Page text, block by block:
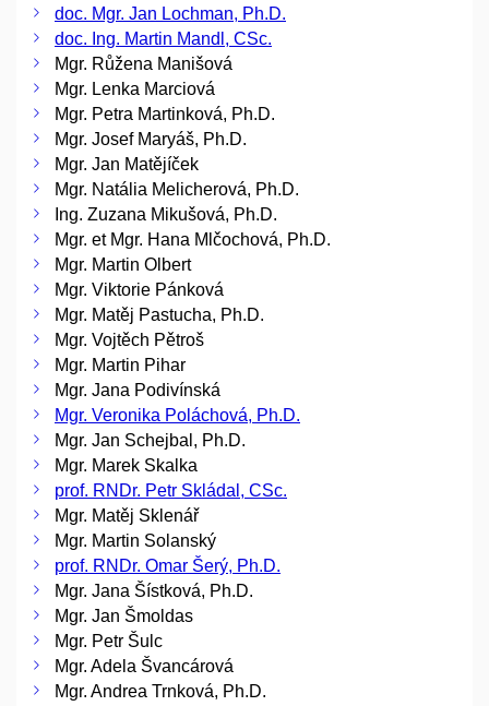
doc. Mgr. Jan Lochman, Ph.D.
doc. Ing. Martin Mandl, CSc.
Mgr. Růžena Manišová
Mgr. Lenka Marciová
Mgr. Petra Martinková, Ph.D.
Mgr. Josef Maryáš, Ph.D.
Mgr. Jan Matějíček
Mgr. Natália Melicherová, Ph.D.
Ing. Zuzana Mikušová, Ph.D.
Mgr. et Mgr. Hana Mlčochová, Ph.D.
Mgr. Martin Olbert
Mgr. Viktorie Pánková
Mgr. Matěj Pastucha, Ph.D.
Mgr. Vojtěch Pětroš
Mgr. Martin Pihar
Mgr. Jana Podivínská
Mgr. Veronika Poláchová, Ph.D.
Mgr. Jan Schejbal, Ph.D.
Mgr. Marek Skalka
prof. RNDr. Petr Skládal, CSc.
Mgr. Matěj Sklenář
Mgr. Martin Solanský
prof. RNDr. Omar Šerý, Ph.D.
Mgr. Jana Šístková, Ph.D.
Mgr. Jan Šmoldas
Mgr. Petr Šulc
Mgr. Adela Švancárová
Mgr. Andrea Trnková, Ph.D.